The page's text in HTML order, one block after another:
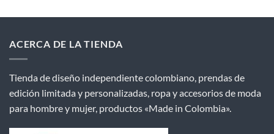
ACERCA DE LA TIENDA
Tienda de diseño independiente colombiano, prendas de
edición limitada y personalizadas, ropa y accesorios de moda
para hombre y mujer, productos «Made in Colombia».